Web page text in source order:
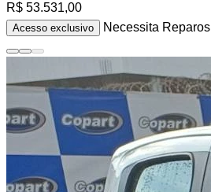
R$ 53.531,00
Acesso exclusivo Necessita Reparos